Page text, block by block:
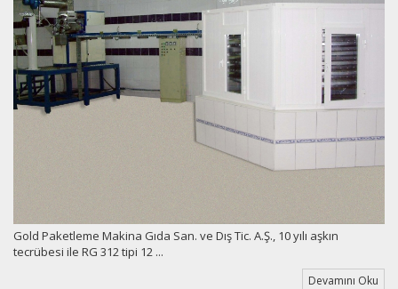
Gold Paketleme Makina Gıda San. ve Dış Tic. A.Ş., 10 yılı aşkın
tecrübesi ile RG 312 tipi 12 ...
Devamını Oku